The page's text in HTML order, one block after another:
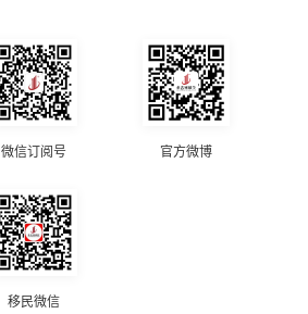
微信订阅号 官方微博
移民微信